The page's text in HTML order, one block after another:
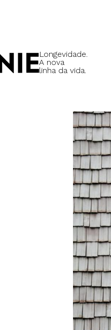
Longevidade.
A nova
linha da vida.